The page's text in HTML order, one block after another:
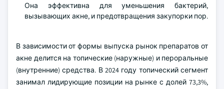
Она эффективна для уменьшения бактерий,
вызывающих акне, и предотвращения закупорки пор.
В зависимости от формы выпуска рынок препаратов от
акне делится на топические (наружные) и пероральные
(внутренние) средства. В 2024 году топический сегмент
занимал лидирующие позиции на рынке с долей 73,3%,